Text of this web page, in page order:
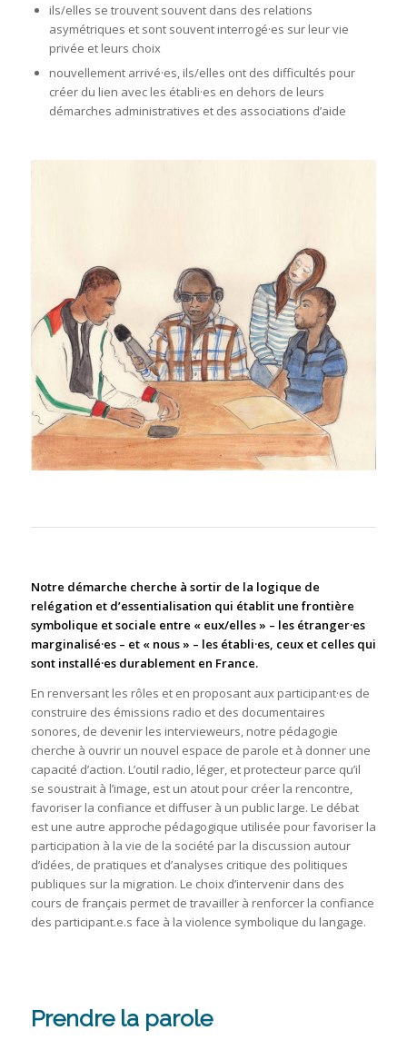
ils/elles se trouvent souvent dans des relations
asymétriques et sont souvent interrogé·es sur leur vie
privée et leurs choix
nouvellement arrivé·es, ils/elles ont des difficultés pour
créer du lien avec les établi·es en dehors de leurs
démarches administratives et des associations d’aide
Notre démarche cherche à sortir de la logique de
relégation et d’essentialisation qui établit une frontière
symbolique et sociale entre « eux/elles » – les étranger·es
marginalisé·es – et « nous » – les établi·es, ceux et celles qui
sont installé·es durablement en France.
En renversant les rôles et en proposant aux participant·es de
construire des émissions radio et des documentaires
sonores, de devenir les intervieweurs, notre pédagogie
cherche à ouvrir un nouvel espace de parole et à donner une
capacité d’action. L’outil radio, léger, et protecteur parce qu’il
se soustrait à l’image, est un atout pour créer la rencontre,
favoriser la confiance et diffuser à un public large. Le débat
est une autre approche pédagogique utilisée pour favoriser la
participation à la vie de la société par la discussion autour
d’idées, de pratiques et d’analyses critique des politiques
publiques sur la migration. Le choix d’intervenir dans des
cours de français permet de travailler à renforcer la confiance
des participant.e.s face à la violence symbolique du langage.
Prendre la parole